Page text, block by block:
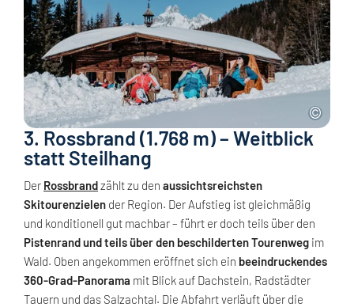
3. Rossbrand (1.768 m) – Weitblick
statt Steilhang
Der Rossbrandzählt zu den aussichtsreichsten
Skitourenzielen der Region. Der Aufstieg ist gleichmäßig
und konditionell gut machbar – führt er doch teils über den
Pistenrand und teils über den beschilderten Tourenweg im
Wald. Oben angekommen eröffnet sich ein beeindruckendes
360-Grad-Panorama mit Blick auf Dachstein, Radstädter
Tauern und das Salzachtal. Die Abfahrt verläuft über die